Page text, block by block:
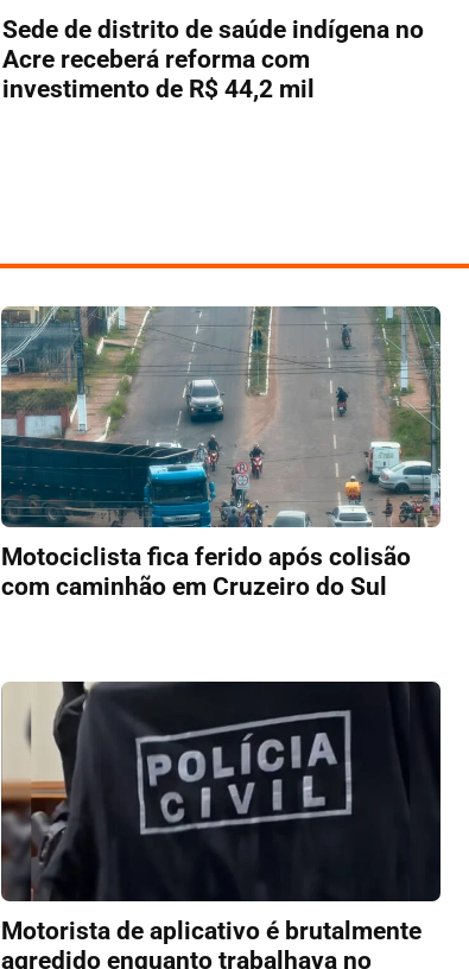
Sede de distrito de saúde indígena no
Acre receberá reforma com
investimento de R$ 44,2 mil
Motociclista fica ferido após colisão
com caminhão em Cruzeiro do Sul
Motorista de aplicativo é brutalmente
agredido enquanto trabalhava no